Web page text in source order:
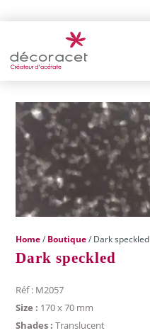
Home/ Boutique/ Dark speckled
Dark speckled
Réf : M2057
Size : 170 x 70 mm
Shades :Translucent